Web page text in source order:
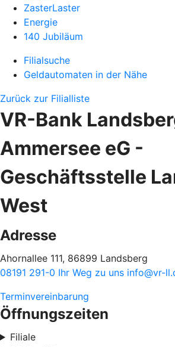
ZasterLaster
Energie
140 Jubiläum
Filialsuche
Geldautomaten in der Nähe
Zurück zur Filialliste
VR-Bank
Ammersee eG -
Geschäftsstelle
West
Adresse
Ahornallee 111, 86899 Landsberg
08191 291-0 Ihr Weg zu uns info@vr-
Terminvereinbarung
Öffnungszeiten
Filiale